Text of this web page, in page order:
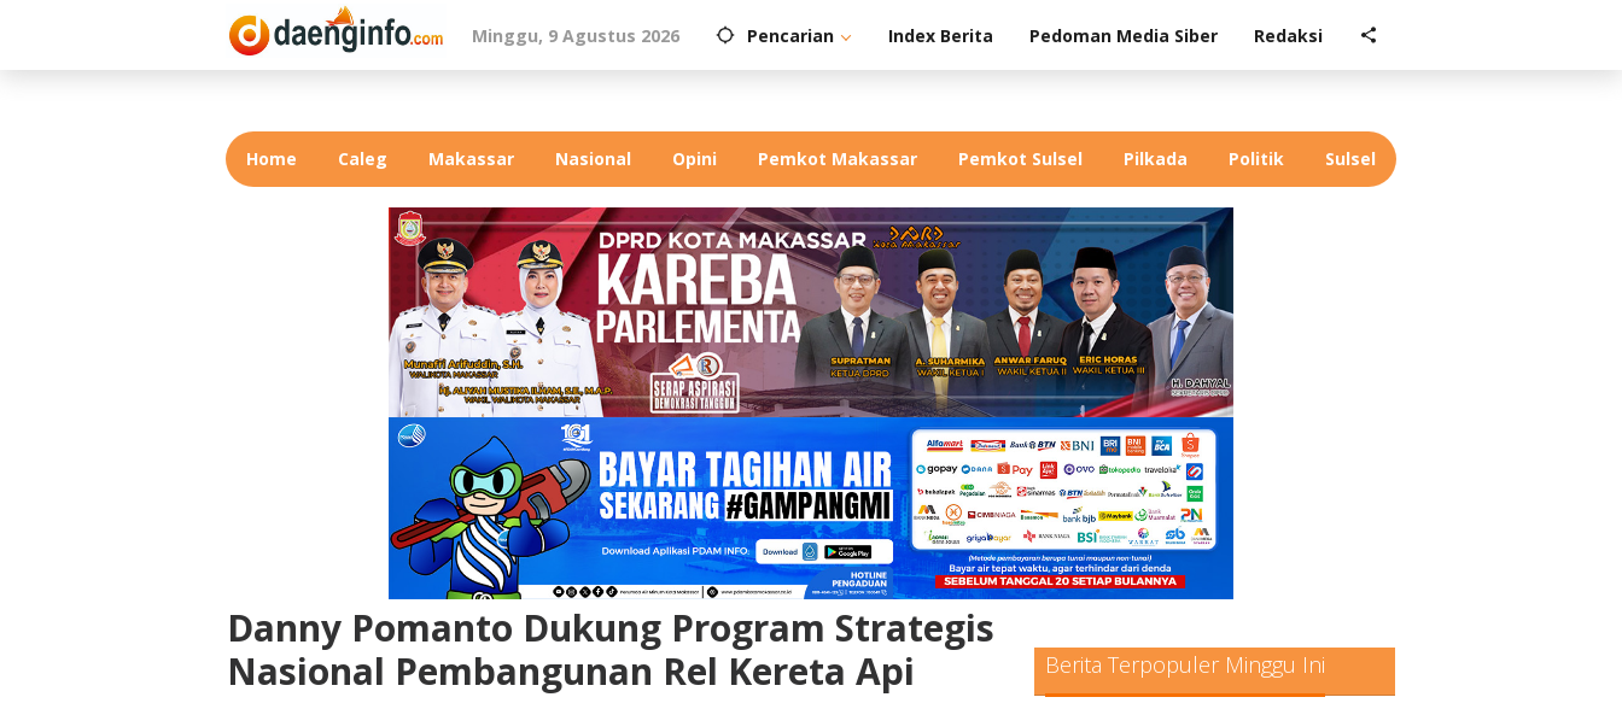
Minggu, 9 Agustus 2026 Pencarian Index Berita Pedoman Media Siber Redaksi
Home Caleg Makassar Nasional Opini Pemkot Makassar Pemkot Sulsel Pilkada Politik Sulsel
Danny Pomanto Dukung Program Strategis
Nasional Pembangunan Rel Kereta Api
Berita Terpopuler Minggu Ini